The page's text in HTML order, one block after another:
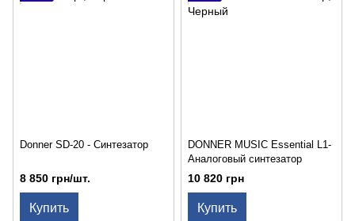
Donner SD-20 - Синтезатор
8 850 грн/шт.
Купить
DONNER MUSIC Essential L1-
Аналоговый синтезатор
10 820 грн
Купить